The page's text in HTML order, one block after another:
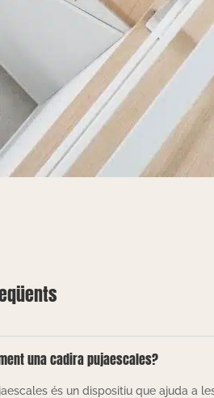
una cadira pujaescales?
és un dispositiu que ajuda a